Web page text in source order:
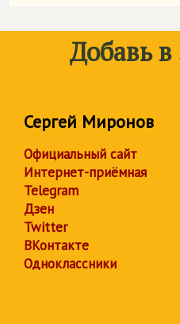
Добавь в
Сергей Миронов
Официальный сайт
Интернет-приёмная
Telegram
Дзен
Twitter
ВКонтакте
Одноклассники